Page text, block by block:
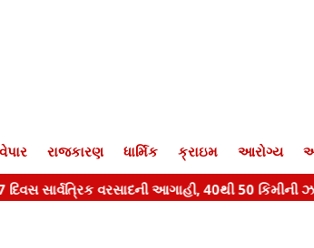
વેપાર રાજકારણ ધાર્મિક ક્રાઇમ આરોગ્ય